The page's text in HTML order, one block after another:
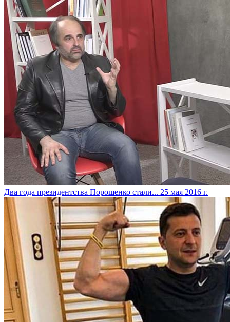
Два года президентства Порошенко стали... 25 мая 2016 г.